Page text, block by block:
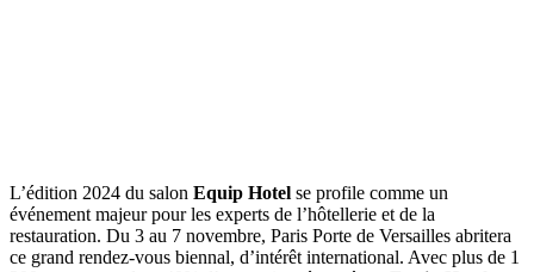
L’édition 2024 du salon Equip Hotel se profile comme un
événement majeur pour les experts de l’hôtellerie et de la
restauration. Du 3 au 7 novembre, Paris Porte de Versailles abritera
ce grand rendez-vous biennal, d’intérêt international. Avec plus de 1